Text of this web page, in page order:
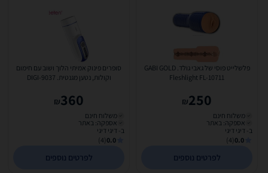
פלשלייט פוסי של גאבי גולד. GABI GOLD
Fleshlight FL-10711
250
₪
משלוח חינם
אספקה: באתר
ב- דיגי דיגי
0.0
(4)
לפרטים נוספים
סופרים פינוק אמיתי הלוך ושוב עם חימום
וקולות, נטען מגנטית. DIGI-9037
360
₪
משלוח חינם
אספקה: באתר
ב- דיגי דיגי
0.0
(4)
לפרטים נוספים